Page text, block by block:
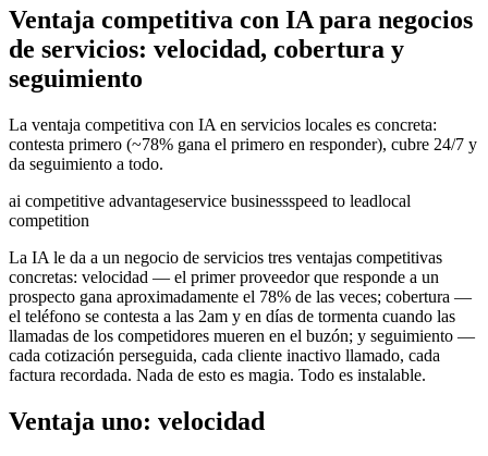
Ventaja competitiva con IA para negocios
de servicios: velocidad, cobertura y
seguimiento
La ventaja competitiva con IA en servicios locales es concreta:
contesta primero (~78% gana el primero en responder), cubre 24/7 y
da seguimiento a todo.
ai competitive advantageservice businessspeed to leadlocal
competition
La IA le da a un negocio de servicios tres ventajas competitivas
concretas: velocidad — el primer proveedor que responde a un
prospecto gana aproximadamente el 78% de las veces; cobertura —
el teléfono se contesta a las 2am y en días de tormenta cuando las
llamadas de los competidores mueren en el buzón; y seguimiento —
cada cotización perseguida, cada cliente inactivo llamado, cada
factura recordada. Nada de esto es magia. Todo es instalable.
Ventaja uno: velocidad